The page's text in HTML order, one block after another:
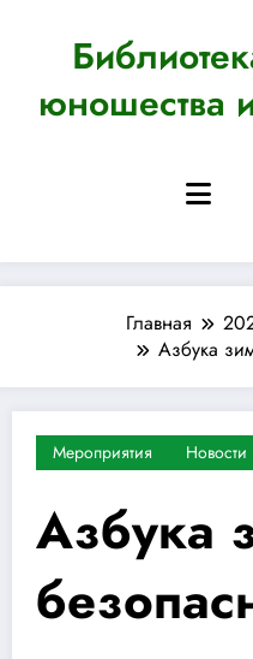
содержимому
юношества
Главная
Азбука
Мероприятия Новости
Азбука